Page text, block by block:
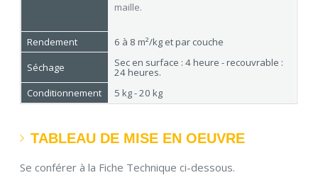
maille.
Rendement
6 à 8 m²/kg et par couche
Séchage
Sec en surface : 4 heure - recouvrable :
24 heures.
Conditionnement
5 kg - 20 kg
TABLEAU DE MISE EN OEUVRE
Se conférer à la Fiche Technique ci-dessous.